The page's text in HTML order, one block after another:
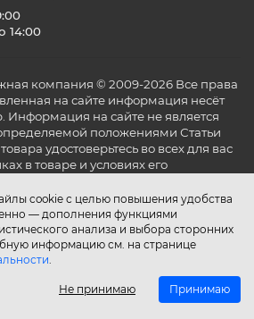
в сфере кондиционирования.
с Hitachi
технологии(первый
бренд с таким решением).
сплит системы– лидерство на
рынке.
поставки в 130+ стран
продажи в России с 2018
– «БРИЗ-Климатические
Австралия, Южная Африка–
сбыта.
cookie с целью повышения удобства
— дополнения функциями
анализа и выбора сторонних
информацию см. на странице
.
Не принимаю Принимаю
14:00
компания © 2009-2026 Все права
на сайте информация несёт
Информация на сайте не является
положениями Статьи
удостоверьтесь во всех для вас
в товаре и условиях его